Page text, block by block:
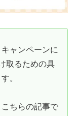
ャンペーンに
取るための具
。
ちらの記事で